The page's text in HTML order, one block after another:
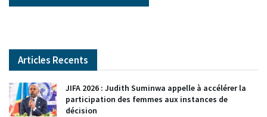
Articles Recents
JIFA 2026 : Judith Suminwa appelle à accélérer la
participation des femmes aux instances de
décision